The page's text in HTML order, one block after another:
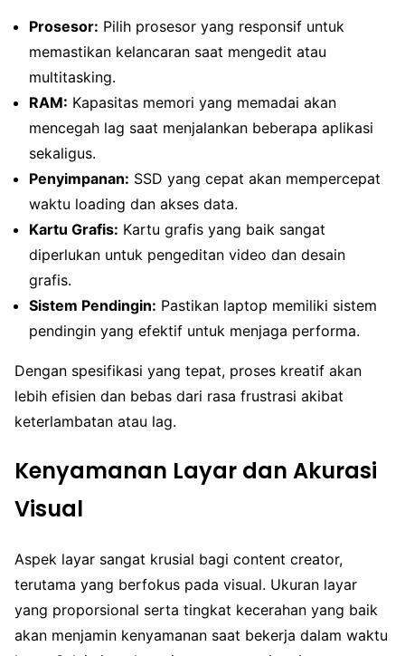
Prosesor: Pilih prosesor yang responsif untuk
memastikan kelancaran saat mengedit atau
multitasking.
RAM: Kapasitas memori yang memadai akan
mencegah lag saat menjalankan beberapa aplikasi
sekaligus.
Penyimpanan: SSD yang cepat akan mempercepat
waktu loading dan akses data.
Kartu Grafis: Kartu grafis yang baik sangat
diperlukan untuk pengeditan video dan desain
grafis.
Sistem Pendingin: Pastikan laptop memiliki sistem
pendingin yang efektif untuk menjaga performa.
Dengan spesifikasi yang tepat, proses kreatif akan
lebih efisien dan bebas dari rasa frustrasi akibat
keterlambatan atau lag.
Kenyamanan Layar dan Akurasi
Visual
Aspek layar sangat krusial bagi content creator,
terutama yang berfokus pada visual. Ukuran layar
yang proporsional serta tingkat kecerahan yang baik
akan menjamin kenyamanan saat bekerja dalam waktu